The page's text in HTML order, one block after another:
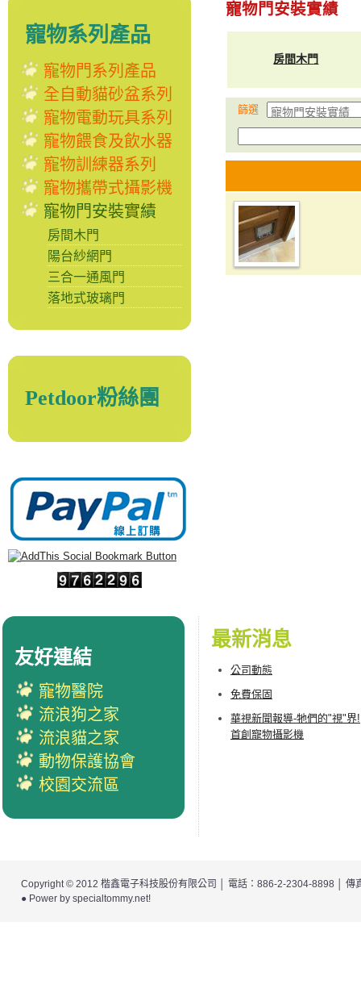
寵物系列產品
寵物門系列產品
全自動貓砂盆系列
寵物電動玩具系列
寵物餵食及飲水器
寵物訓練器系列
寵物攜帶式攝影機
寵物門安裝實績
房間木門
陽台紗網門
三合一通風門
落地式玻璃門
Petdoor粉絲團
寵物門安裝實績
房間木門
篩選
最新消息
公司動態
免費保固
華視新聞報導-牠們的"視"界!
首創寵物攝影機
友好連結
寵物醫院
流浪狗之家
流浪貓之家
動物保護協會
校園交流區
Copyright © 2012 楷鑫電子科技股份有限公司
│ 電話：886-2-2304-8898 │
● Power by specialtommy.net!